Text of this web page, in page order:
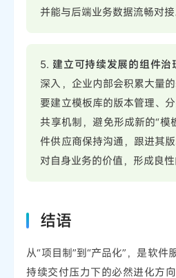
并能与后端业务数据流畅对接
5. 建立可持续发展的组件治
深入，企业内部会积累大量
要建立模板库的版本管理、
共享机制，避免形成新的“模
件供应商保持沟通，跟进其
对自身业务的价值，形成良性
结语
从“项目制”到“产品化”，是软件
持续交付压力下的必然进化方